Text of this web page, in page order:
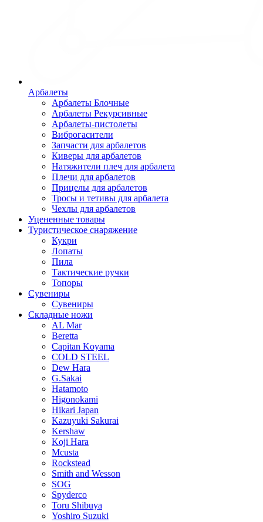
Арбалеты
Арбалеты Блочные
Арбалеты Рекурсивные
Арбалеты-пистолеты
Виброгасители
Запчасти для арбалетов
Киверы для арбалетов
Натяжители плеч для арбалета
Плечи для арбалетов
Прицелы для арбалетов
Тросы и тетивы для арбалета
Чехлы для арбалетов
Уцененные товары
Туристическое снаряжение
Кукри
Лопаты
Пила
Тактические ручки
Топоры
Сувениры
Сувениры
Складные ножи
AL Mar
Beretta
Capitan Koyama
COLD STEEL
Dew Hara
G.Sakai
Hatamoto
Higonokami
Hikari Japan
Kazuyuki Sakurai
Kershaw
Koji Hara
Mcusta
Rockstead
Smith and Wesson
SOG
Spyderco
Toru Shibuya
Yoshiro Suzuki